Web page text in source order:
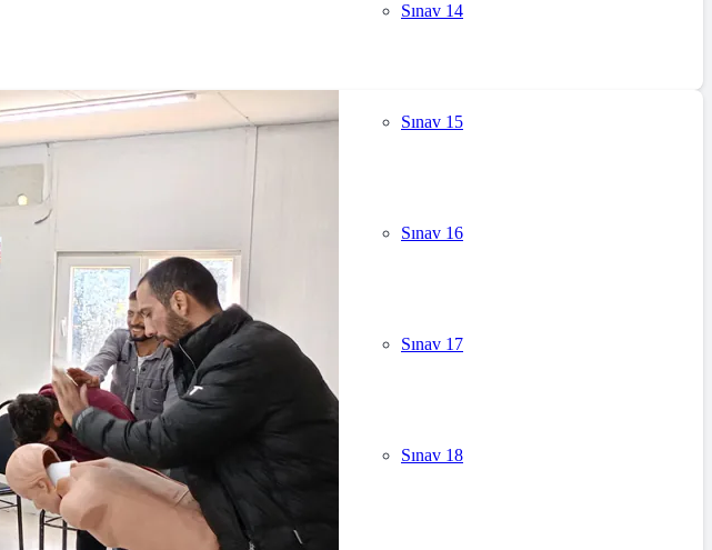
Sınav 14
Sınav 15
Sınav 16
Sınav 17
Sınav 18